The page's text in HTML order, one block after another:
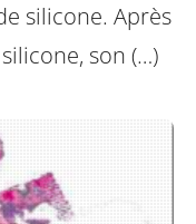
silicone. Après
son (…)